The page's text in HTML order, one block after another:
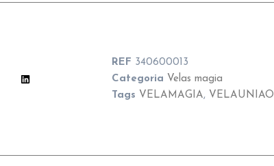
REF 340600013
Categoria Velas magia
Tags VELAMAGIA, VELAUNIAO